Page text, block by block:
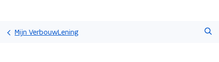
Mijn VerbouwLening